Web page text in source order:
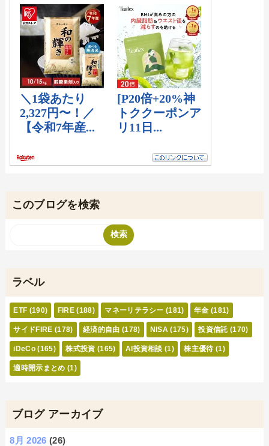
このブログを検索
ラベル
ETF (190) FIRE (188) マネーリテラシー (181) 年金 (181)
サイドFIRE (178) 経済的自由 (178) NISA (175) 投資信託 (170)
iDeCo (165) 株式投資 (165) AI投資相談 (1) 株主優待 (1)
適時開示まとめ (1)
ブログ アーカイブ
8月 2026 (26)